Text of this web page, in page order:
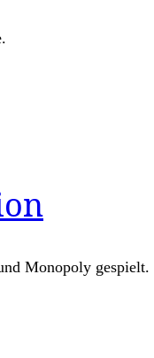
Monopoly gespielt.